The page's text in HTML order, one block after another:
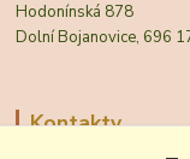
Hodonínská 878
Dolní Bojanovice, 696
Kontakty